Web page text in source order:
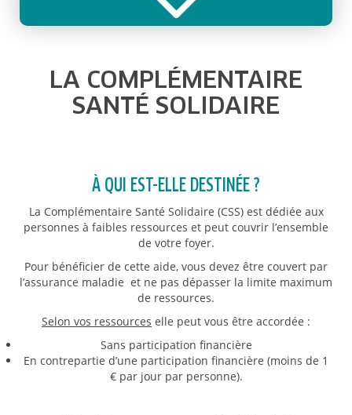
LA COMPLÉMENTAIRE
SANTÉ SOLIDAIRE
À QUI EST-ELLE DESTINÉE ?
La Complémentaire Santé Solidaire (CSS) est dédiée aux
personnes à faibles ressources et peut couvrir l’ensemble
de votre foyer.
Pour bénéficier de cette aide, vous devez être couvert par
l’assurance maladie et ne pas dépasser la limite maximum
de ressources.
Selon vos ressources elle peut vous être accordée :
Sans participation financière
En contrepartie d’une participation financière (moins de 1
€ par jour par personne).